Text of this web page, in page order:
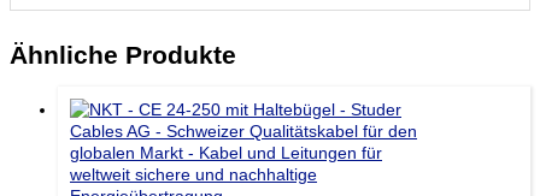
Ähnliche Produkte